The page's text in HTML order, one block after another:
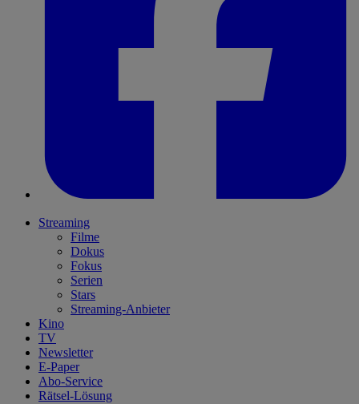
Streaming
Filme
Dokus
Fokus
Serien
Stars
Streaming-Anbieter
Kino
TV
Newsletter
E-Paper
Abo-Service
Rätsel-Lösung